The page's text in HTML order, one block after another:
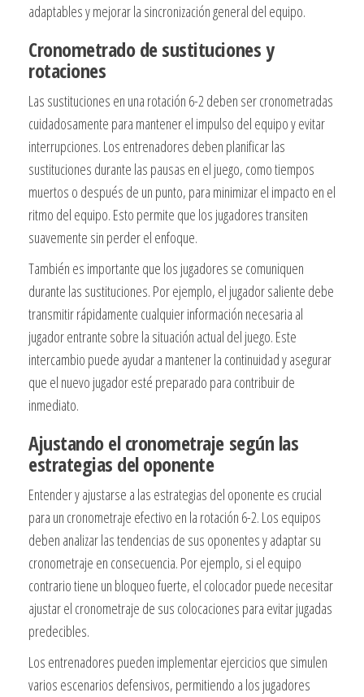
adaptables y mejorar la sincronización general del equipo.
Cronometrado de sustituciones y
rotaciones
Las sustituciones en una rotación 6-2 deben ser cronometradas
cuidadosamente para mantener el impulso del equipo y evitar
interrupciones. Los entrenadores deben planificar las
sustituciones durante las pausas en el juego, como tiempos
muertos o después de un punto, para minimizar el impacto en el
ritmo del equipo. Esto permite que los jugadores transiten
suavemente sin perder el enfoque.
También es importante que los jugadores se comuniquen
durante las sustituciones. Por ejemplo, el jugador saliente debe
transmitir rápidamente cualquier información necesaria al
jugador entrante sobre la situación actual del juego. Este
intercambio puede ayudar a mantener la continuidad y asegurar
que el nuevo jugador esté preparado para contribuir de
inmediato.
Ajustando el cronometraje según las
estrategias del oponente
Entender y ajustarse a las estrategias del oponente es crucial
para un cronometraje efectivo en la rotación 6-2. Los equipos
deben analizar las tendencias de sus oponentes y adaptar su
cronometraje en consecuencia. Por ejemplo, si el equipo
contrario tiene un bloqueo fuerte, el colocador puede necesitar
ajustar el cronometraje de sus colocaciones para evitar jugadas
predecibles.
Los entrenadores pueden implementar ejercicios que simulen
varios escenarios defensivos, permitiendo a los jugadores